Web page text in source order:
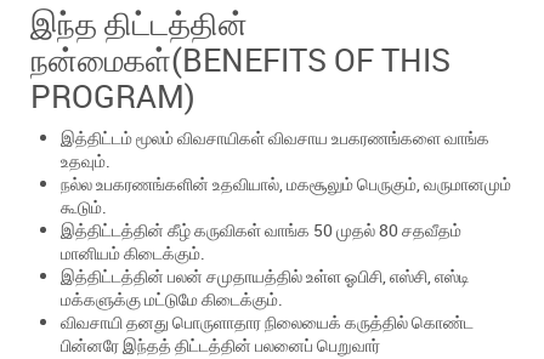
இந்த திட்டத்தின்
நன்மைகள்(BENEFITS OF THIS
PROGRAM)
இத்திட்டம் மூலம் விவசாயிகள் விவசாய உபகரணங்களை வாங்க
உதவும்.
நல்ல உபகரணங்களின் உதவியால், மகசூலும் பெருகும், வருமானமும்
கூடும்.
இத்திட்டத்தின் கீழ் கருவிகள் வாங்க 50 முதல் 80 சதவீதம்
மானியம் கிடைக்கும்.
இத்திட்டத்தின் பலன் சமுதாயத்தில் உள்ள ஓபிசி, எஸ்சி, எஸ்டி
மக்களுக்கு மட்டுமே கிடைக்கும்.
விவசாயி தனது பொருளாதார நிலையைக் கருத்தில் கொண்ட
பின்னரே இந்தத் திட்டத்தின் பலனைப் பெறுவார்